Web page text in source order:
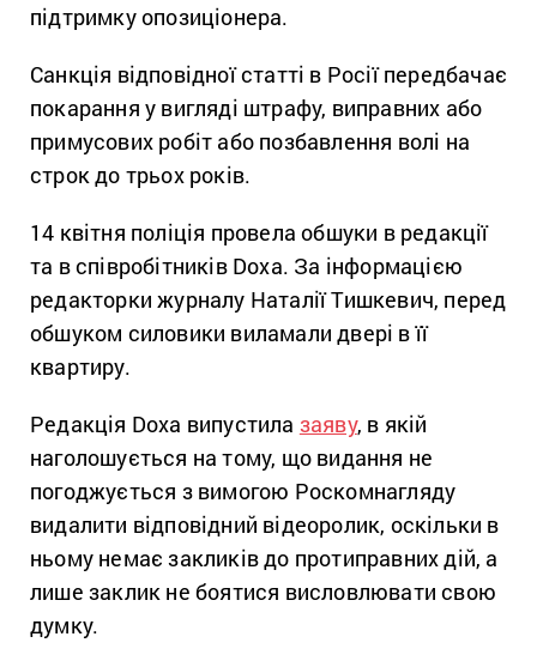
підтримку опозиціонера.
Санкція відповідної статті в Росії передбачає
покарання у вигляді штрафу, виправних або
примусових робіт або позбавлення волі на
строк до трьох років.
14 квітня поліція провела обшуки в редакції
та в співробітників Doxa. За інформацією
редакторки журналу Наталії Тишкевич, перед
обшуком силовики виламали двері в її
квартиру.
Редакція Doxa випустила заяву, в якій
наголошується на тому, що видання не
погоджується з вимогою Роскомнагляду
видалити відповідний відеоролик, оскільки в
ньому немає закликів до протиправних дій, а
лише заклик не боятися висловлювати свою
думку.